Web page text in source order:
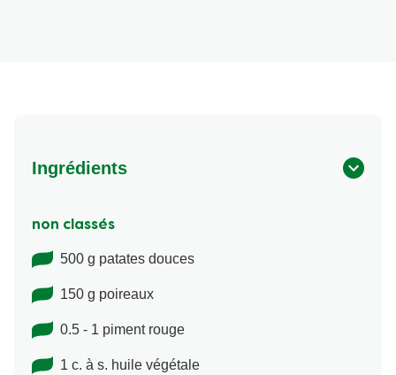
Ingrédients
non classés
500 g patates douces
150 g poireaux
0.5 - 1 piment rouge
1 c. à s. huile végétale